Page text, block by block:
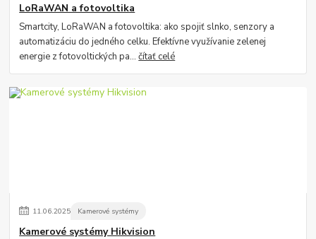
LoRaWAN a fotovoltika
Smartcity, LoRaWAN a fotovoltika: ako spojiť slnko, senzory a
automatizáciu do jedného celku. Efektívne využívanie zelenej
energie z fotovoltických pa...čítať celé
11.06.2025 Kamerové systémy
Kamerové systémy Hikvision